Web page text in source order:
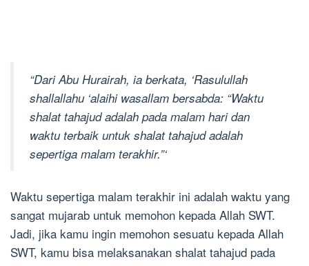
“Dari Abu Hurairah, ia berkata, ‘Rasulullah
shallallahu ‘alaihi wasallam bersabda: “Waktu
shalat tahajud adalah pada malam hari dan
waktu terbaik untuk shalat tahajud adalah
sepertiga malam terakhir.”‘
Waktu sepertiga malam terakhir ini adalah waktu yang
sangat mujarab untuk memohon kepada Allah SWT.
Jadi, jika kamu ingin memohon sesuatu kepada Allah
SWT, kamu bisa melaksanakan shalat tahajud pada